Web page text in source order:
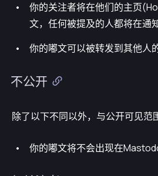
你的关注者将在他们的主页
文，任何被提及的人都将在通
你的嘟文可以被转发到其他人
不公开
除了以下不同以外，与公开可见范
你的嘟文将不会出现在